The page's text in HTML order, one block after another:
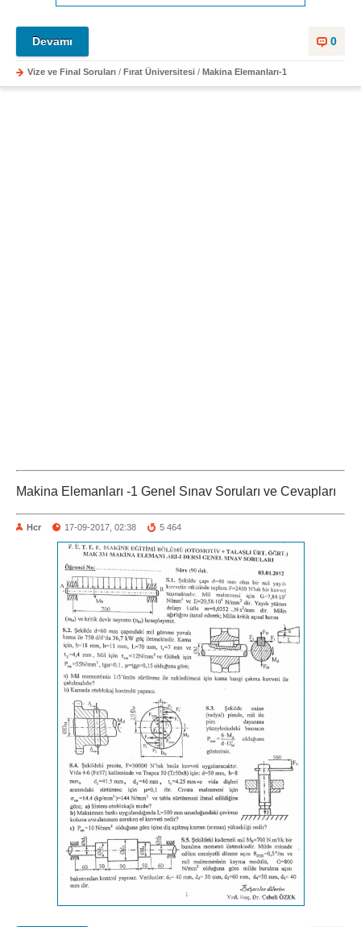
0
Devamı
Vize ve Final Soruları / Fırat Üniversitesi / Makina Elemanları-1
Makina Elemanları -1 Genel Sınav Soruları ve Cevapları
Hcr 17-09-2017, 02:38 5 464